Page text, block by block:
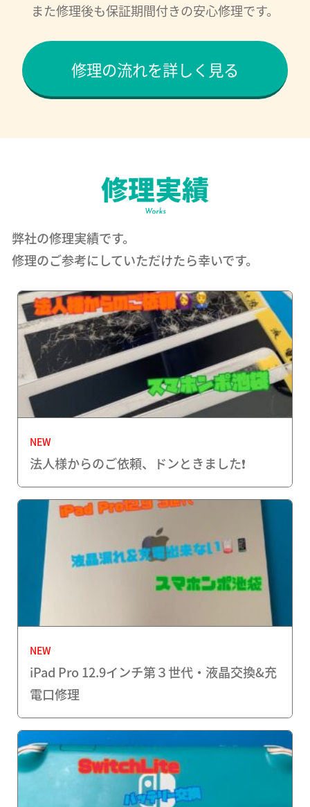
また修理後も保証期間付きの安心修理です。
修理の流れを詳しく見る
弊社の修理実績です。
修理のご参考にしていただけたら幸いです。
NEW
法人様からのご依頼、ドンときました❗️
NEW
iPad Pro 12.9インチ第３世代・液晶交換&充
電口修理